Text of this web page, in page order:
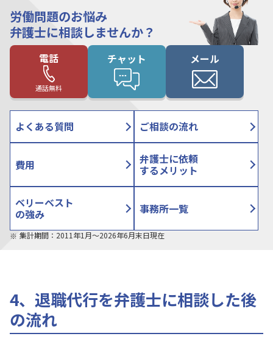
労働問題のお悩み
弁護士に相談しませんか？
電話
通話無料
チャット メール
よくある質問 ご相談の流れ
費用 弁護士に依頼
するメリット
ベリーベスト
の強み 事務所一覧
集計期間：2011年1月〜2026年6月末日現在
4、退職代行を弁護士に相談した後
の流れ